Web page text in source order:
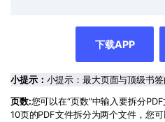
下载APP
小提示： 小提示：最大页面与顶级书
页数:您可以在“页数”中输入要拆分
10页的PDF文件拆分为两个文件，您